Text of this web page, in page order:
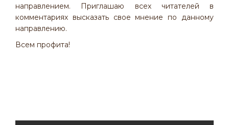
направлением. Приглашаю всех читателей в
комментариях высказать свое мнение по данному
направлению.
Всем профита!